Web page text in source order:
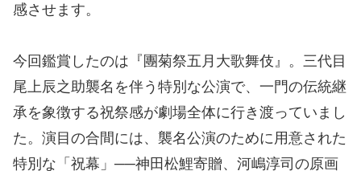
感させます。
今回鑑賞したのは『團菊祭五月大歌舞伎』。三代目
尾上辰之助襲名を伴う特別な公演で、一門の伝統継
承を象徴する祝祭感が劇場全体に行き渡っていまし
た。演目の合間には、襲名公演のために用意された
特別な「祝幕」──神田松鯉寄贈、河嶋淳司の原画